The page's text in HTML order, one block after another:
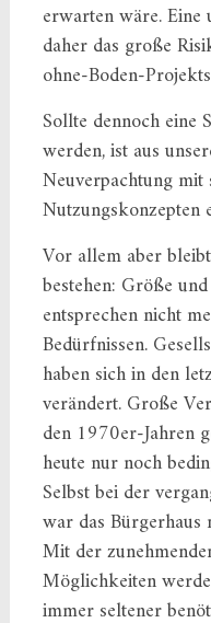
erwarten wäre. Eine
daher das große
ohne-Boden-
Sollte dennoch eine
werden, ist aus
Neuverpachtung
Vor allem aber
bestehen: Größe
entsprechen nicht
Bedürfnissen.
haben sich in den
verändert. Große
den 1970er-Jahren
heute nur noch
Selbst bei der
war das
Mit der
Möglichkeiten
immer seltener